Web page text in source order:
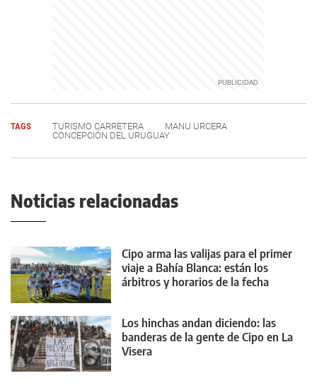
TAGS TURISMO CARRETERA
MANU URCERA
CONCEPCIÓN DEL URUGUAY
Noticias relacionadas
Cipo arma las valijas para el primer
viaje a Bahía Blanca: están los
árbitros y horarios de la fecha
Los hinchas andan diciendo: las
banderas de la gente de Cipo en La
Visera